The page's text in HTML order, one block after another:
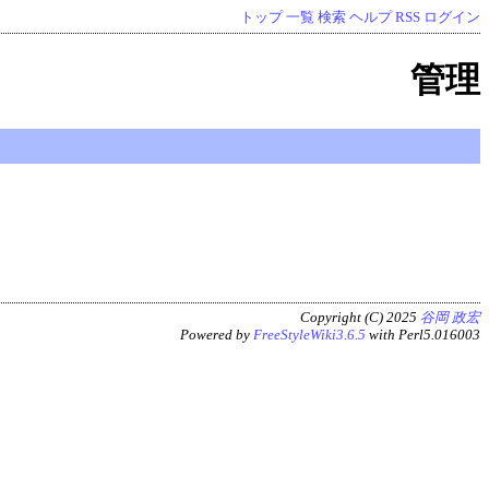
トップ 一覧 検索 ヘルプ RSS ログイン
管理
Copyright (C) 2025 谷岡 政宏
Powered by FreeStyleWiki3.6.5 with Perl5.016003